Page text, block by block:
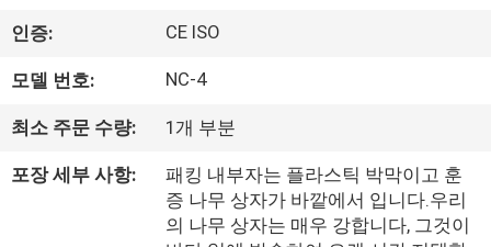
리
에
인증: CE ISO
모델 번호: NC-4
최소 주문 수량: 1개 부분
포장 세부 사항:
패킹 내부자는 플라스틱 박막이고 훈
증 나무 상자가 바깥에서 입니다.우리
의 나무 상자는 매우 강합니다, 그것이